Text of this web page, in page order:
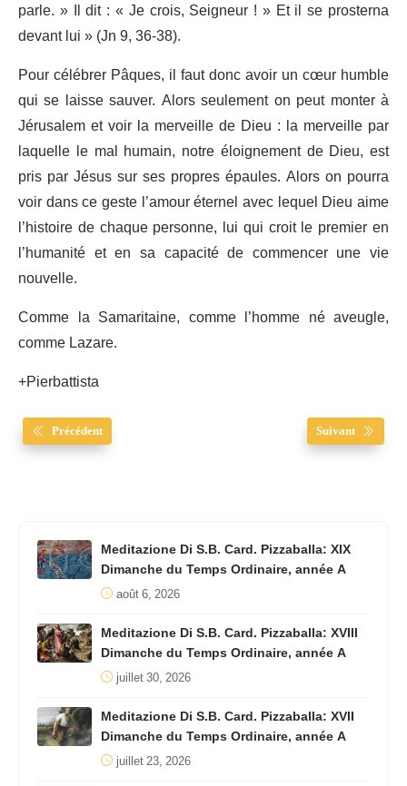
parle. » Il dit : « Je crois, Seigneur ! » Et il se prosterna
devant lui » (Jn 9, 36-38).
Pour célébrer Pâques, il faut donc avoir un cœur humble
qui se laisse sauver. Alors seulement on peut monter à
Jérusalem et voir la merveille de Dieu : la merveille par
laquelle le mal humain, notre éloignement de Dieu, est
pris par Jésus sur ses propres épaules. Alors on pourra
voir dans ce geste l’amour éternel avec lequel Dieu aime
l’histoire de chaque personne, lui qui croit le premier en
l’humanité et en sa capacité de commencer une vie
nouvelle.
Comme la Samaritaine, comme l’homme né aveugle,
comme Lazare.
+Pierbattista
Précédent Suivant
Meditazione Di S.B. Card. Pizzaballa: XIX
Dimanche du Temps Ordinaire, année A
août 6, 2026
Meditazione Di S.B. Card. Pizzaballa: XVIII
Dimanche du Temps Ordinaire, année A
juillet 30, 2026
Meditazione Di S.B. Card. Pizzaballa: XVII
Dimanche du Temps Ordinaire, année A
juillet 23, 2026